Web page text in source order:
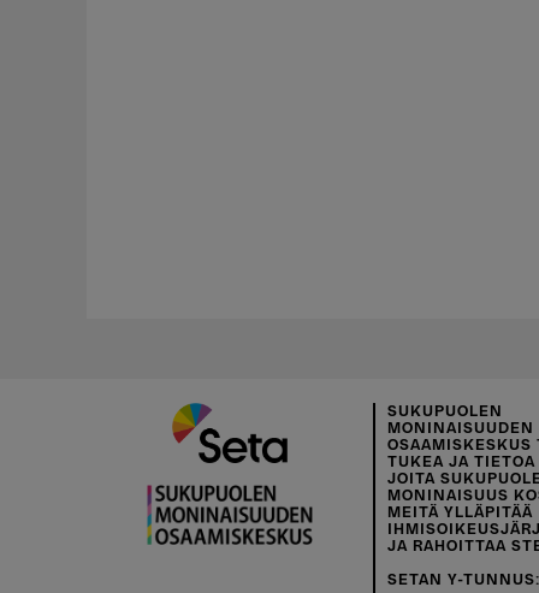
SUKUPUOLEN
MONINAISUUDEN
OSAAMISKESKUS
TUKEA JA
JOITA
MONINAISUUS
MEITÄ YLLÄPITÄÄ
JA RAHOITTAA
SETAN Y-